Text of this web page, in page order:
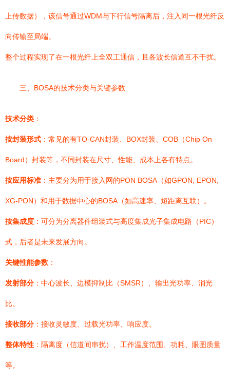
上传数据），该信号通过WDM与下行信号隔离后，注入同一根光纤反
向传输至局端。
整个过程实现了在一根光纤上全双工通信，且各波长信道互不干扰。
三、BOSA的技术分类与关键参数
技术分类 ：
按封装形式 ：常见的有TO-CAN封装、BOX封装、COB（Chip On
Board）封装等，不同封装在尺寸、性能、成本上各有特点。
按应用标准 ：主要分为用于接入网的PON BOSA（如GPON, EPON,
XG-PON）和用于数据中心的BOSA（如高速率、短距离互联）。
按集成度 ：可分为分离器件组装式与高度集成光子集成电路（PIC）
式，后者是未来发展方向。
关键性能参数 ：
发射部分 ：中心波长、边模抑制比（SMSR）、输出光功率、消光
比。
接收部分 ：接收灵敏度、过载光功率、响应度。
整体特性 ：隔离度（信道间串扰）、工作温度范围、功耗、眼图质量
等。